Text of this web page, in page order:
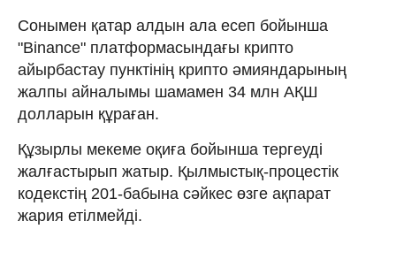
Сонымен қатар алдын ала есеп бойынша
"Binance" платформасындағы крипто
айырбастау пунктінің крипто әмияндарының
жалпы айналымы шамамен 34 млн АҚШ
долларын құраған.
Құзырлы мекеме оқиға бойынша тергеуді
жалғастырып жатыр. Қылмыстық-процестік
кодекстің 201-бабына сәйкес өзге ақпарат
жария етілмейді.